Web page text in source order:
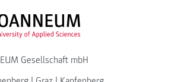
FH JOANNEUM Logo
Gesellschaft mbH